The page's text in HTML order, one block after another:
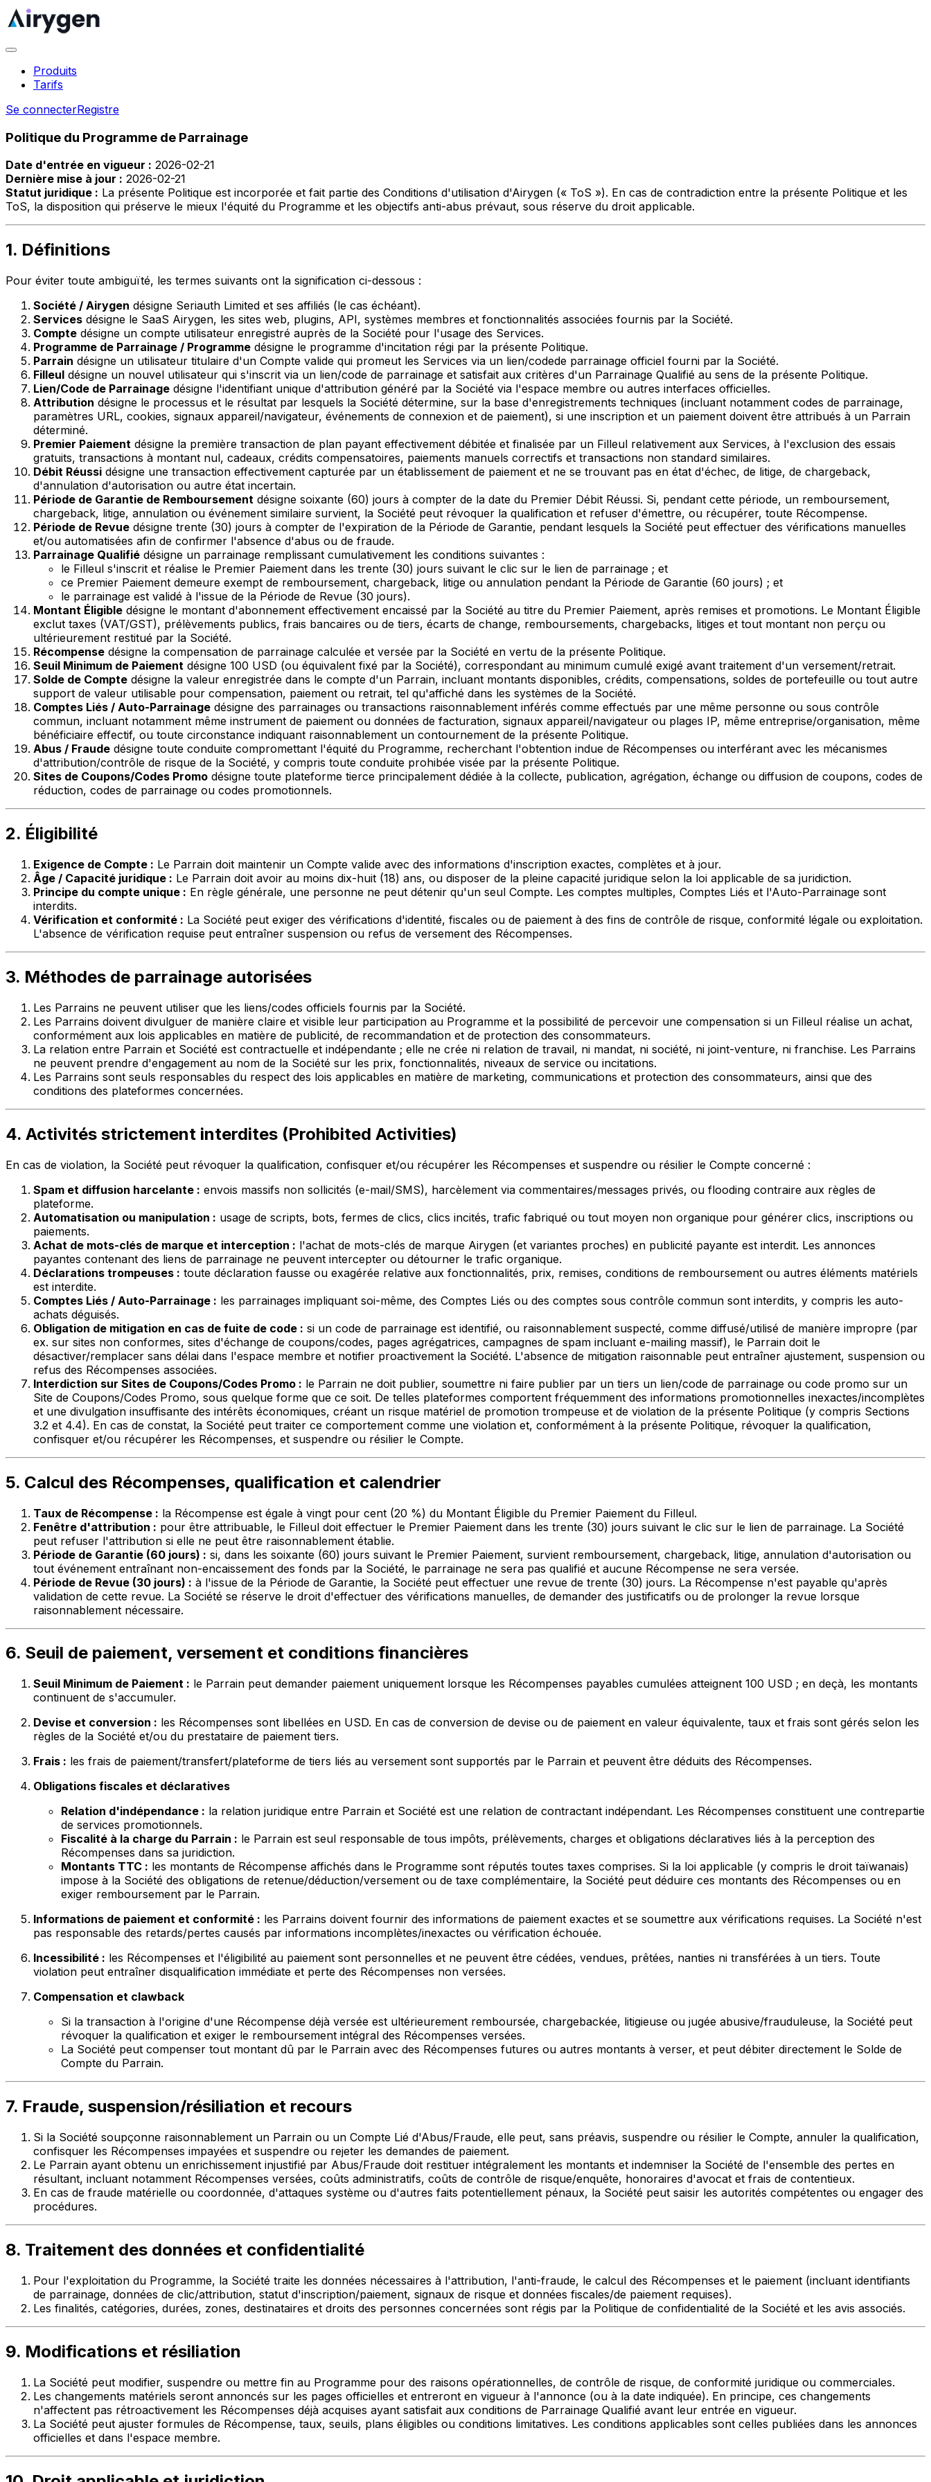
Produits
Tarifs
Se connecterRegistre
Politique du Programme de Parrainage
Date d'entrée en vigueur : 2026-02-21
Dernière mise à jour : 2026-02-21
Statut juridique : La présente Politique est incorporée et fait partie des Conditions d'utilisation d'Airygen (« ToS »). En cas de contradiction entre la présente Politique et les
ToS, la disposition qui préserve le mieux l'équité du Programme et les objectifs anti-abus prévaut, sous réserve du droit applicable.
1. Définitions
Pour éviter toute ambiguïté, les termes suivants ont la signification ci-dessous :
Société / Airygen désigne Seriauth Limited et ses affiliés (le cas échéant).
Services désigne le SaaS Airygen, les sites web, plugins, API, systèmes membres et fonctionnalités associées fournis par la Société.
Compte désigne un compte utilisateur enregistré auprès de la Société pour l'usage des Services.
Programme de Parrainage / Programme désigne le programme d'incitation régi par la présente Politique.
Parrain désigne un utilisateur titulaire d'un Compte valide qui promeut les Services via un lien/codede parrainage officiel fourni par la Société.
Filleul désigne un nouvel utilisateur qui s'inscrit via un lien/code de parrainage et satisfait aux critères d'un Parrainage Qualifié au sens de la présente Politique.
Lien/Code de Parrainage désigne l'identifiant unique d'attribution généré par la Société via l'espace membre ou autres interfaces officielles.
Attribution désigne le processus et le résultat par lesquels la Société détermine, sur la base d'enregistrements techniques (incluant notamment codes de parrainage,
paramètres URL, cookies, signaux appareil/navigateur, événements de connexion et de paiement), si une inscription et un paiement doivent être attribués à un Parrain
déterminé.
Premier Paiement désigne la première transaction de plan payant effectivement débitée et finalisée par un Filleul relativement aux Services, à l'exclusion des essais
gratuits, transactions à montant nul, cadeaux, crédits compensatoires, paiements manuels correctifs et transactions non standard similaires.
Débit Réussi désigne une transaction effectivement capturée par un établissement de paiement et ne se trouvant pas en état d'échec, de litige, de chargeback,
d'annulation d'autorisation ou autre état incertain.
Période de Garantie de Remboursement désigne soixante (60) jours à compter de la date du Premier Débit Réussi. Si, pendant cette période, un remboursement,
chargeback, litige, annulation ou événement similaire survient, la Société peut révoquer la qualification et refuser d'émettre, ou récupérer, toute Récompense.
Période de Revue désigne trente (30) jours à compter de l'expiration de la Période de Garantie, pendant lesquels la Société peut effectuer des vérifications manuelles
et/ou automatisées afin de confirmer l'absence d'abus ou de fraude.
Parrainage Qualifié désigne un parrainage remplissant cumulativement les conditions suivantes :
le Filleul s'inscrit et réalise le Premier Paiement dans les trente (30) jours suivant le clic sur le lien de parrainage ; et
ce Premier Paiement demeure exempt de remboursement, chargeback, litige ou annulation pendant la Période de Garantie (60 jours) ; et
le parrainage est validé à l'issue de la Période de Revue (30 jours).
Montant Éligible désigne le montant d'abonnement effectivement encaissé par la Société au titre du Premier Paiement, après remises et promotions. Le Montant Éligible
exclut taxes (VAT/GST), prélèvements publics, frais bancaires ou de tiers, écarts de change, remboursements, chargebacks, litiges et tout montant non perçu ou
ultérieurement restitué par la Société.
Récompense désigne la compensation de parrainage calculée et versée par la Société en vertu de la présente Politique.
Seuil Minimum de Paiement désigne 100 USD (ou équivalent fixé par la Société), correspondant au minimum cumulé exigé avant traitement d'un versement/retrait.
Solde de Compte désigne la valeur enregistrée dans le compte d'un Parrain, incluant montants disponibles, crédits, compensations, soldes de portefeuille ou tout autre
support de valeur utilisable pour compensation, paiement ou retrait, tel qu'affiché dans les systèmes de la Société.
Comptes Liés / Auto-Parrainage désigne des parrainages ou transactions raisonnablement inférés comme effectués par une même personne ou sous contrôle
commun, incluant notamment même instrument de paiement ou données de facturation, signaux appareil/navigateur ou plages IP, même entreprise/organisation, même
bénéficiaire effectif, ou toute circonstance indiquant raisonnablement un contournement de la présente Politique.
Abus / Fraude désigne toute conduite compromettant l'équité du Programme, recherchant l'obtention indue de Récompenses ou interférant avec les mécanismes
d'attribution/contrôle de risque de la Société, y compris toute conduite prohibée visée par la présente Politique.
Sites de Coupons/Codes Promo désigne toute plateforme tierce principalement dédiée à la collecte, publication, agrégation, échange ou diffusion de coupons, codes de
réduction, codes de parrainage ou codes promotionnels.
2. Éligibilité
Exigence de Compte : Le Parrain doit maintenir un Compte valide avec des informations d'inscription exactes, complètes et à jour.
Âge / Capacité juridique : Le Parrain doit avoir au moins dix-huit (18) ans, ou disposer de la pleine capacité juridique selon la loi applicable de sa juridiction.
Principe du compte unique : En règle générale, une personne ne peut détenir qu'un seul Compte. Les comptes multiples, Comptes Liés et l'Auto-Parrainage sont
interdits.
Vérification et conformité : La Société peut exiger des vérifications d'identité, fiscales ou de paiement à des fins de contrôle de risque, conformité légale ou exploitation.
L'absence de vérification requise peut entraîner suspension ou refus de versement des Récompenses.
3. Méthodes de parrainage autorisées
Les Parrains ne peuvent utiliser que les liens/codes officiels fournis par la Société.
Les Parrains doivent divulguer de manière claire et visible leur participation au Programme et la possibilité de percevoir une compensation si un Filleul réalise un achat,
conformément aux lois applicables en matière de publicité, de recommandation et de protection des consommateurs.
La relation entre Parrain et Société est contractuelle et indépendante ; elle ne crée ni relation de travail, ni mandat, ni société, ni joint-venture, ni franchise. Les Parrains
ne peuvent prendre d'engagement au nom de la Société sur les prix, fonctionnalités, niveaux de service ou incitations.
Les Parrains sont seuls responsables du respect des lois applicables en matière de marketing, communications et protection des consommateurs, ainsi que des
conditions des plateformes concernées.
4. Activités strictement interdites (Prohibited Activities)
En cas de violation, la Société peut révoquer la qualification, confisquer et/ou récupérer les Récompenses et suspendre ou résilier le Compte concerné :
Spam et diffusion harcelante : envois massifs non sollicités (e-mail/SMS), harcèlement via commentaires/messages privés, ou flooding contraire aux règles de
plateforme.
Automatisation ou manipulation : usage de scripts, bots, fermes de clics, clics incités, trafic fabriqué ou tout moyen non organique pour générer clics, inscriptions ou
paiements.
Achat de mots-clés de marque et interception : l'achat de mots-clés de marque Airygen (et variantes proches) en publicité payante est interdit. Les annonces
payantes contenant des liens de parrainage ne peuvent intercepter ou détourner le trafic organique.
Déclarations trompeuses : toute déclaration fausse ou exagérée relative aux fonctionnalités, prix, remises, conditions de remboursement ou autres éléments matériels
est interdite.
Comptes Liés / Auto-Parrainage : les parrainages impliquant soi-même, des Comptes Liés ou des comptes sous contrôle commun sont interdits, y compris les auto-
achats déguisés.
Obligation de mitigation en cas de fuite de code : si un code de parrainage est identifié, ou raisonnablement suspecté, comme diffusé/utilisé de manière impropre (par
ex. sur sites non conformes, sites d'échange de coupons/codes, pages agrégatrices, campagnes de spam incluant e-mailing massif), le Parrain doit le
désactiver/remplacer sans délai dans l'espace membre et notifier proactivement la Société. L'absence de mitigation raisonnable peut entraîner ajustement, suspension ou
refus des Récompenses associées.
Interdiction sur Sites de Coupons/Codes Promo : le Parrain ne doit publier, soumettre ni faire publier par un tiers un lien/code de parrainage ou code promo sur un
Site de Coupons/Codes Promo, sous quelque forme que ce soit. De telles plateformes comportent fréquemment des informations promotionnelles inexactes/incomplètes
et une divulgation insuffisante des intérêts économiques, créant un risque matériel de promotion trompeuse et de violation de la présente Politique (y compris Sections
3.2 et 4.4). En cas de constat, la Société peut traiter ce comportement comme une violation et, conformément à la présente Politique, révoquer la qualification,
confisquer et/ou récupérer les Récompenses, et suspendre ou résilier le Compte.
5. Calcul des Récompenses, qualification et calendrier
Taux de Récompense : la Récompense est égale à vingt pour cent (20 %) du Montant Éligible du Premier Paiement du Filleul.
Fenêtre d'attribution : pour être attribuable, le Filleul doit effectuer le Premier Paiement dans les trente (30) jours suivant le clic sur le lien de parrainage. La Société
peut refuser l'attribution si elle ne peut être raisonnablement établie.
Période de Garantie (60 jours) : si, dans les soixante (60) jours suivant le Premier Paiement, survient remboursement, chargeback, litige, annulation d'autorisation ou
tout événement entraînant non-encaissement des fonds par la Société, le parrainage ne sera pas qualifié et aucune Récompense ne sera versée.
Période de Revue (30 jours) : à l'issue de la Période de Garantie, la Société peut effectuer une revue de trente (30) jours. La Récompense n'est payable qu'après
validation de cette revue. La Société se réserve le droit d'effectuer des vérifications manuelles, de demander des justificatifs ou de prolonger la revue lorsque
raisonnablement nécessaire.
6. Seuil de paiement, versement et conditions financières
Seuil Minimum de Paiement : le Parrain peut demander paiement uniquement lorsque les Récompenses payables cumulées atteignent 100 USD ; en deçà, les montants
continuent de s'accumuler.
Devise et conversion : les Récompenses sont libellées en USD. En cas de conversion de devise ou de paiement en valeur équivalente, taux et frais sont gérés selon les
règles de la Société et/ou du prestataire de paiement tiers.
Frais : les frais de paiement/transfert/plateforme de tiers liés au versement sont supportés par le Parrain et peuvent être déduits des Récompenses.
Obligations fiscales et déclaratives
Relation d'indépendance : la relation juridique entre Parrain et Société est une relation de contractant indépendant. Les Récompenses constituent une contrepartie
de services promotionnels.
Fiscalité à la charge du Parrain : le Parrain est seul responsable de tous impôts, prélèvements, charges et obligations déclaratives liés à la perception des
Récompenses dans sa juridiction.
Montants TTC : les montants de Récompense affichés dans le Programme sont réputés toutes taxes comprises. Si la loi applicable (y compris le droit taïwanais)
impose à la Société des obligations de retenue/déduction/versement ou de taxe complémentaire, la Société peut déduire ces montants des Récompenses ou en
exiger remboursement par le Parrain.
Informations de paiement et conformité : les Parrains doivent fournir des informations de paiement exactes et se soumettre aux vérifications requises. La Société n'est
pas responsable des retards/pertes causés par informations incomplètes/inexactes ou vérification échouée.
Incessibilité : les Récompenses et l'éligibilité au paiement sont personnelles et ne peuvent être cédées, vendues, prêtées, nanties ni transférées à un tiers. Toute
violation peut entraîner disqualification immédiate et perte des Récompenses non versées.
Compensation et clawback
Si la transaction à l'origine d'une Récompense déjà versée est ultérieurement remboursée, chargebackée, litigieuse ou jugée abusive/frauduleuse, la Société peut
révoquer la qualification et exiger le remboursement intégral des Récompenses versées.
La Société peut compenser tout montant dû par le Parrain avec des Récompenses futures ou autres montants à verser, et peut débiter directement le Solde de
Compte du Parrain.
7. Fraude, suspension/résiliation et recours
Si la Société soupçonne raisonnablement un Parrain ou un Compte Lié d'Abus/Fraude, elle peut, sans préavis, suspendre ou résilier le Compte, annuler la qualification,
confisquer les Récompenses impayées et suspendre ou rejeter les demandes de paiement.
Le Parrain ayant obtenu un enrichissement injustifié par Abus/Fraude doit restituer intégralement les montants et indemniser la Société de l'ensemble des pertes en
résultant, incluant notamment Récompenses versées, coûts administratifs, coûts de contrôle de risque/enquête, honoraires d'avocat et frais de contentieux.
En cas de fraude matérielle ou coordonnée, d'attaques système ou d'autres faits potentiellement pénaux, la Société peut saisir les autorités compétentes ou engager des
procédures.
8. Traitement des données et confidentialité
Pour l'exploitation du Programme, la Société traite les données nécessaires à l'attribution, l'anti-fraude, le calcul des Récompenses et le paiement (incluant identifiants
de parrainage, données de clic/attribution, statut d'inscription/paiement, signaux de risque et données fiscales/de paiement requises).
Les finalités, catégories, durées, zones, destinataires et droits des personnes concernées sont régis par la Politique de confidentialité de la Société et les avis associés.
9. Modifications et résiliation
La Société peut modifier, suspendre ou mettre fin au Programme pour des raisons opérationnelles, de contrôle de risque, de conformité juridique ou commerciales.
Les changements matériels seront annoncés sur les pages officielles et entreront en vigueur à l'annonce (ou à la date indiquée). En principe, ces changements
n'affectent pas rétroactivement les Récompenses déjà acquises ayant satisfait aux conditions de Parrainage Qualifié avant leur entrée en vigueur.
La Société peut ajuster formules de Récompense, taux, seuils, plans éligibles ou conditions limitatives. Les conditions applicables sont celles publiées dans les annonces
officielles et dans l'espace membre.